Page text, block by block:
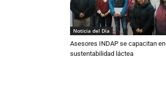
Noticia del Día
Asesores INDAP se capacitan en
sustentabilidad láctea